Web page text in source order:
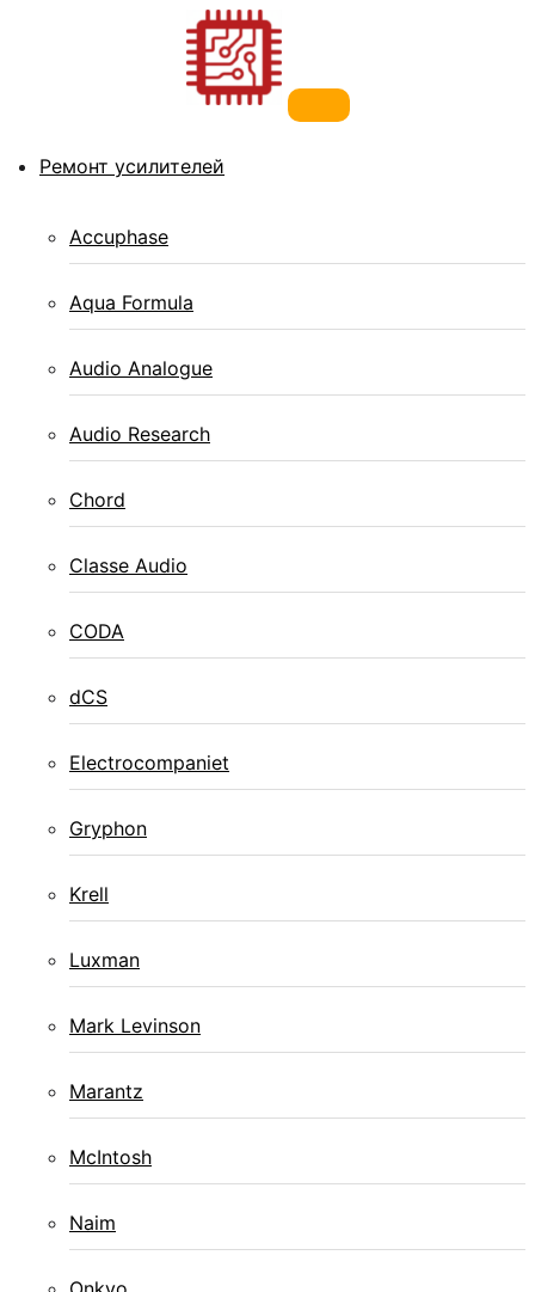
Ремонт телефонов, ноутбуков,
усилителей
усилителей звука в Санкт-Петербурге.
Ремонт усилителей
Accuphase
Aqua Formula
Audio Analogue
Audio Research
Chord
Classe Audio
CODA
dCS
Electrocompaniet
Gryphon
Krell
Luxman
Mark Levinson
Marantz
McIntosh
Naim